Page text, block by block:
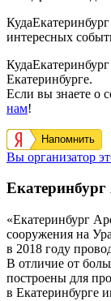
интересных
Екатеринбурге.
Если вы знаете о
нам!
Напомнить
Вы организатор
«Екатеринбург
сооружения на
в 2018 году
В отличие от
построены для
в Екатеринбурге